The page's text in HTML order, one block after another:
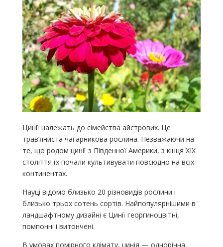
Цинії належать до сімейства айстрових. Це
трав’яниста чагарникова рослина. Незважаючи на
те, що родом цинії з Південної Америки, з кінця XIX
століття їх почали культивувати повсюдно на всіх
континентах.
Науці відомо близько 20 різновидів рослини і
близько трьох сотень сортів. Найпопулярнішими в
ландшафтному дизайні є Цинії георгиноцвітні,
помпонні і витончені.
В умовах помірного клімату, цинія — однорічна